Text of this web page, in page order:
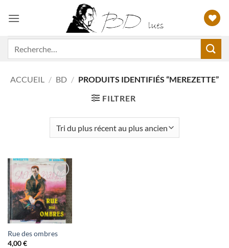
ACCUEIL / BD / PRODUITS IDENTIFIÉS “MEREZETTE”
FILTRER
Ajouter
à ma
liste
Rue des ombres
4,00€